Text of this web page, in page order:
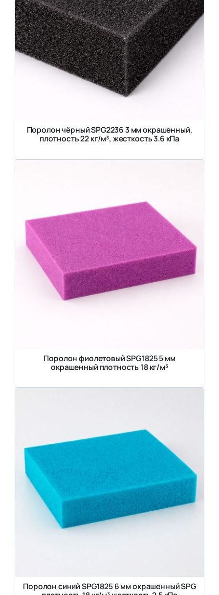
Поролон чёрный SPG2236 3 мм окрашенный,
плотность 22 кг/м³, жесткость 3.6 кПа
Поролон фиолетовый SPG1825 5 мм
окрашенный плотность 18 кг/м³
Поролон синий SPG1825 6 мм окрашенный SPG